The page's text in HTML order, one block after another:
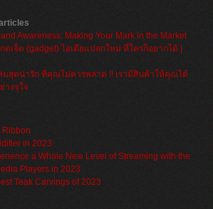
Awareness: Making Your Mark in the Market
เจ็ต (gadget) ไอเดียแปลกใหม่ ที่ใครก็อยากได้ |
มสุดน่ารัก ที่คุณไม่ควรพลาด !! เรามีสินค้าให้คุณได้
างจุใจ
in 2023
a Whole New Level of Streaming with the
Players in 2023
Teak Carvings of 2023